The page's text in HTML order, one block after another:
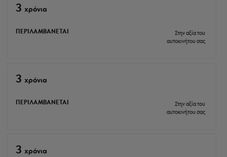
3 xρόνια
ΠΕΡΙΛΑΜΒΑΝΕΤΑΙ
Στην αξία του
αυτοκινήτου σας
3 xρόνια
ΠΕΡΙΛΑΜΒΑΝΕΤΑΙ
Στην αξία του
αυτοκινήτου σας
3 xρόνια